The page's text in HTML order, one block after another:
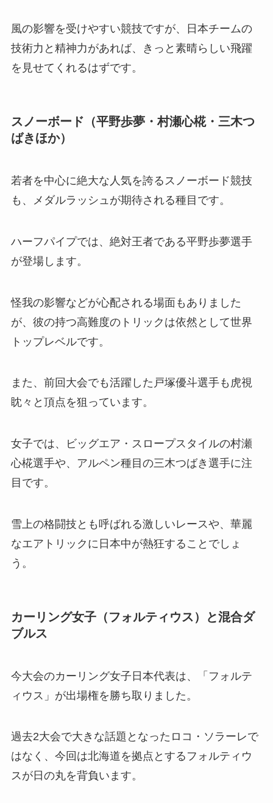
風の影響を受けやすい競技ですが、日本チームの
技術力と精神力があれば、きっと素晴らしい飛躍
を見せてくれるはずです。
スノーボード（平野歩夢・村瀬心椛・三木つ
ばきほか）
若者を中心に絶大な人気を誇るスノーボード競技
も、メダルラッシュが期待される種目です。
ハーフパイプでは、絶対王者である平野歩夢選手
が登場します。
怪我の影響などが心配される場面もありました
が、彼の持つ高難度のトリックは依然として世界
トップレベルです。
また、前回大会でも活躍した戸塚優斗選手も虎視
眈々と頂点を狙っています。
女子では、ビッグエア・スロープスタイルの村瀬
心椛選手や、アルペン種目の三木つばき選手に注
目です。
雪上の格闘技とも呼ばれる激しいレースや、華麗
なエアトリックに日本中が熱狂することでしょ
う。
カーリング女子（フォルティウス）と混合ダ
ブルス
今大会のカーリング女子日本代表は、「フォルテ
ィウス」が出場権を勝ち取りました。
過去2大会で大きな話題となったロコ・ソラーレで
はなく、今回は北海道を拠点とするフォルティウ
スが日の丸を背負います。